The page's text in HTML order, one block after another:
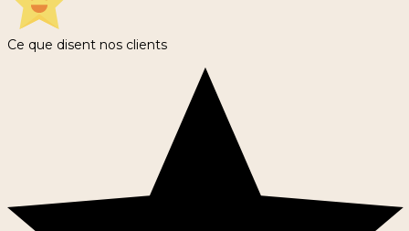
Ce que disent nos clients